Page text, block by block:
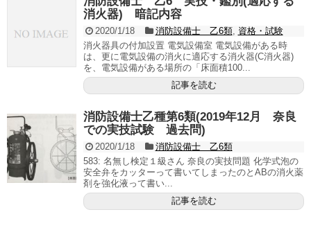
消火器) 暗記内容
2020/1/18 消防設備士 乙6類, 資格・試験
消火器具の付加設置 電気設備室 電気設備がある時
は、更に電気設備の消火に適応する消火器(C消火器)
を、電気設備がある場所の「床面積100...
記事を読む
消防設備士乙種第6類(2019年12月 奈良
での実技試験 過去問)
2020/1/18
消防設備士 乙6類
583: 名無し検定１級さん 奈良の実技問題 化学式泡の
安全弁をカッターって書いてしまったのとABの消火薬
剤を強化液って書い...
記事を読む